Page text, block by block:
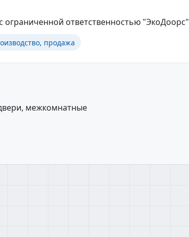
ответственностью "ЭкоДоорс"
продажа
межкомнатные